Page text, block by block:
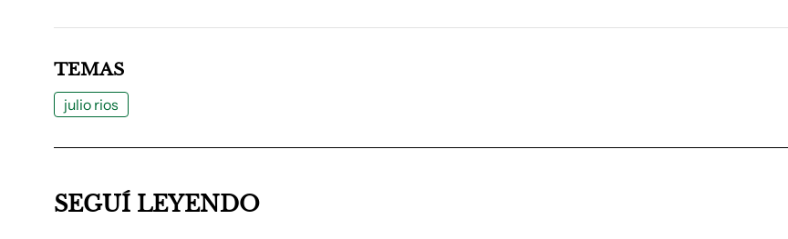
TEMAS
julio rios
SEGUÍ LEYENDO